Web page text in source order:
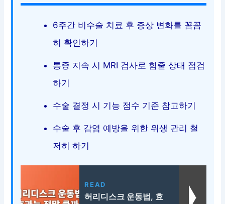
6주간 비수술 치료 후 증상 변화를 꼼꼼
히 확인하기
통증 지속 시 MRI 검사로 힘줄 상태 점검
하기
수술 결정 시 기능 점수 기준 참고하기
수술 후 감염 예방을 위한 위생 관리 철
저히 하기
READ
허리디스크 운동법, 효